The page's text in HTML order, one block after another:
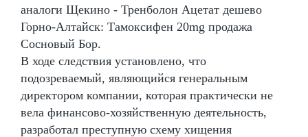
аналоги Щекино - Тренболон Ацетат дешево
Горно-Алтайск: Тамоксифен 20mg продажа
Сосновый Бор.
В ходе следствия установлено, что
подозреваемый, являющийся генеральным
директором компании, которая практически не
вела финансово-хозяйственную деятельность,
разработал преступную схему хищения